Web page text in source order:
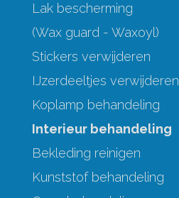
Lak bescherming
(Wax guard - Waxoyl)
Stickers verwijderen
IJzerdeeltjes verwijderen
Koplamp behandeling
Interieur behandeling
Bekleding reinigen
Kunststof behandeling